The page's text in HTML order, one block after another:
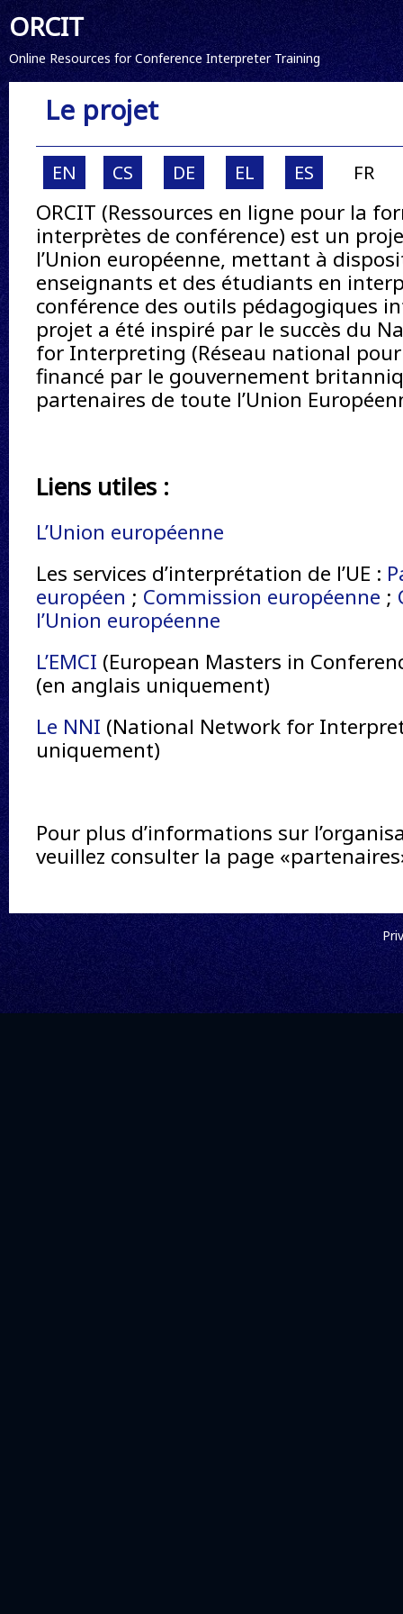
ORCIT
Online Resources for Conference Interpreter Training
Le projet
EN CS DE EL ES FR
ORCIT (Ressources en ligne pour la
interprètes de conférence) est un
l’Union européenne, mettant à
enseignants et des étudiants en
conférence des outils pédagogiques
projet a été inspiré par le succès du
for Interpreting (Réseau national
financé par le gouvernement
partenaires de toute l’Union
Liens utiles :
L’Union européenne
Les services d’interprétation de l’UE :
européen ; Commission européenne ;
l’Union européenne
L’EMCI (European Masters in
(en anglais uniquement)
Le NNI (National Network for
uniquement)
Pour plus d’informations sur
veuillez consulter la page